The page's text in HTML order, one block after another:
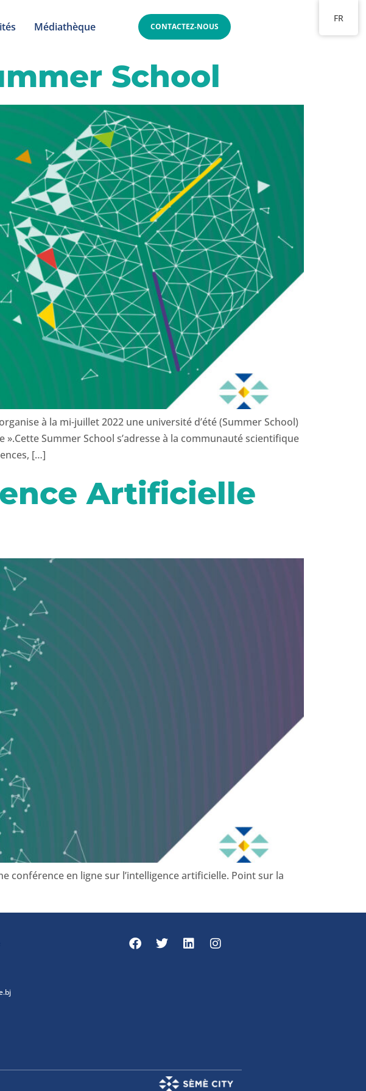
Médiathèque CONTACTEZ-NOUS
School
à la mi-juillet 2022 une université d’été (Summer School)
Summer School s’adresse à la communauté scientifique
[…]
Artificielle
conférence en ligne sur l’intelligence artificielle. Point sur la
FR